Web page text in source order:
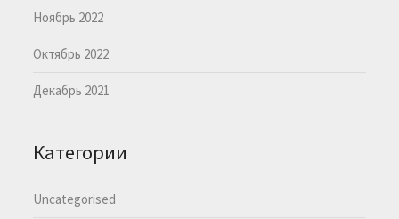
Ноябрь 2022
Октябрь 2022
Декабрь 2021
Категории
Uncategorised